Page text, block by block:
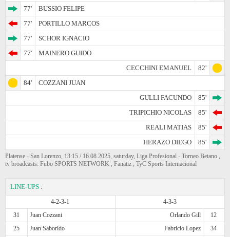
77'
BUSSIO FELIPE
77'
PORTILLO MARCOS
77'
SCHOR IGNACIO
77'
MAINERO GUIDO
CECCHINI EMANUEL
82'
84'
COZZANI JUAN
GULLI FACUNDO
85'
TRIPICHIO NICOLAS
85'
REALI MATIAS
85'
HERAZO DIEGO
85'
Platense - San Lorenzo, 13:15 / 16.08.2025, saturday, Liga Profesional - Torneo Betano ,
tv broadcasts: Fubo SPORTS NETWORK , Fanatiz , TyC Sports Internacional
LINE-UPS :
4-2-3-1
4-3-3
31
Juan Cozzani Orlando Gill
12
25
Juan Saborido Fabricio Lopez
34